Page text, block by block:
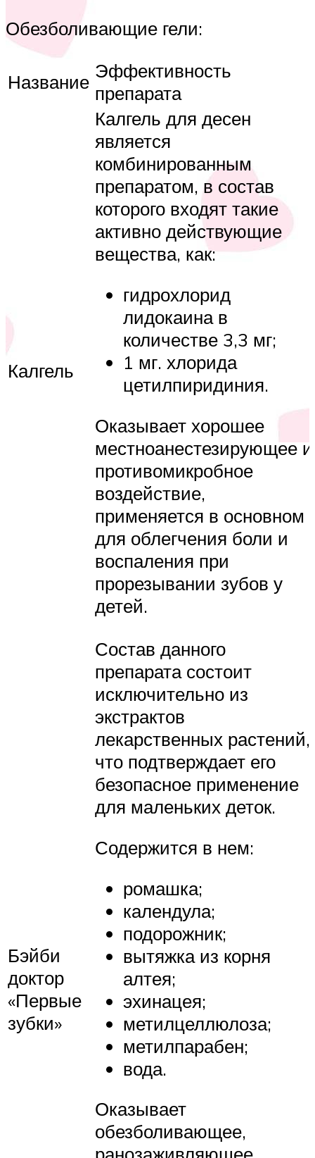
Обезболивающие гели:
Название Эффективность
препарата
Калгель
Калгель для десен
является
комбинированным
препаратом, в состав
которого входят такие
активно действующие
вещества, как:
гидрохлорид
лидокаина в
количестве 3,3 мг;
1 мг. хлорида
цетилпиридиния.
Оказывает хорошее
местноанестезирующее и
противомикробное
воздействие,
применяется в основном
для облегчения боли и
воспаления при
прорезывании зубов у
детей.
Бэйби
доктор
«Первые
зубки»
Состав данного
препарата состоит
исключительно из
экстрактов
лекарственных растений,
что подтверждает его
безопасное применение
для маленьких деток.
Содержится в нем:
ромашка;
календула;
подорожник;
вытяжка из корня
алтея;
эхинацея;
метилцеллюлоза;
метилпарабен;
вода.
Оказывает
обезболивающее,